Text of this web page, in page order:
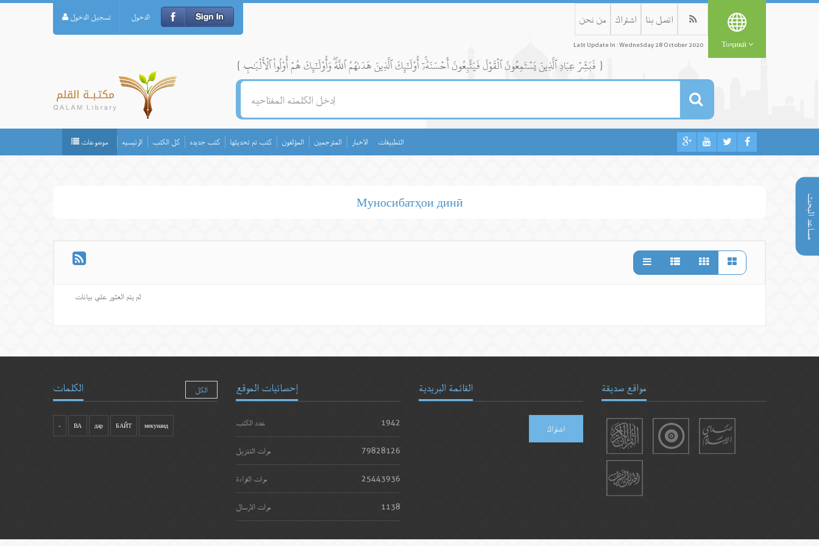
مساعد البحث
تسجيل الدخول الدخول من نحن اشتراك اتصل بنا
Last Update In : Wednesday 28 October 2020 Тоҷикӣ
{ فَبَشِّرۡ عِبَادِ ٱلَّذِينَ يَسۡتَمِعُونَ ٱلۡقَوۡلَ فَيَتَّبِعُونَ أَحۡسَنَهُۥٓۚ أُوْلَٰٓئِكَ ٱلَّذِينَ هَدَىٰهُمُ ٱللَّهُۖ وَأُوْلَٰٓئِكَ هُمۡ أُوْلُواْ ٱلۡأَلۡبَٰبِ }
موضوعات الرئيسيه كل الكتب كتب جديده كتب تم تحديثها المؤلفون المترجمين الاخبار التطبيقات
Муносибатҳои динӣ
لم يتم العثور علي بيانات
الكلمات الكل
- ВА дар БАЙТ мекунанд
إحصائيات الموقع
عدد الكتب 1942
مرات التنزيل 79828126
مرات القراءة 25443936
مرات الارسال 1138
القائمة البريدية
اشتراك
مواقع صديقة